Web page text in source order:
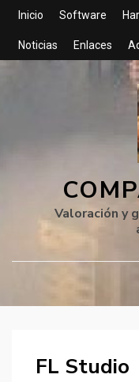
Inicio Software
Noticias Enlaces
Valoración y
FL Studio